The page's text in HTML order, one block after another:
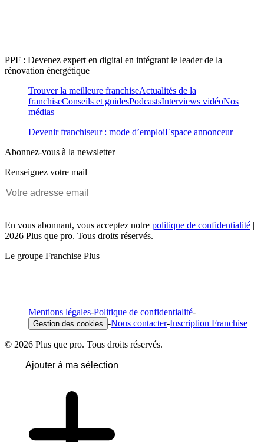
PPF : Devenez expert en digital en intégrant le leader de la
rénovation énergétique
Trouver la meilleure franchiseActualités de la
franchiseConseils et guidesPodcastsInterviews vidéoNos
médias
Devenir franchiseur : mode d’emploiEspace annonceur
Abonnez-vous à la newsletter
Renseignez votre mail
En vous abonnant, vous acceptez notre politique de confidentialité |
2026 Plus que pro. Tous droits réservés.
Le groupe Franchise Plus
Mentions légales-Politique de confidentialité-
Gestion des cookies -Nous contacter-Inscription Franchise
© 2026 Plus que pro. Tous droits réservés.
Ajouter à ma sélection